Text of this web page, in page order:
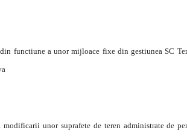
functiune a unor mijloace fixe din gestiunea SC
modificarii unor suprafete de teren administrate de